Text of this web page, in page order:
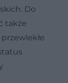
Do
także